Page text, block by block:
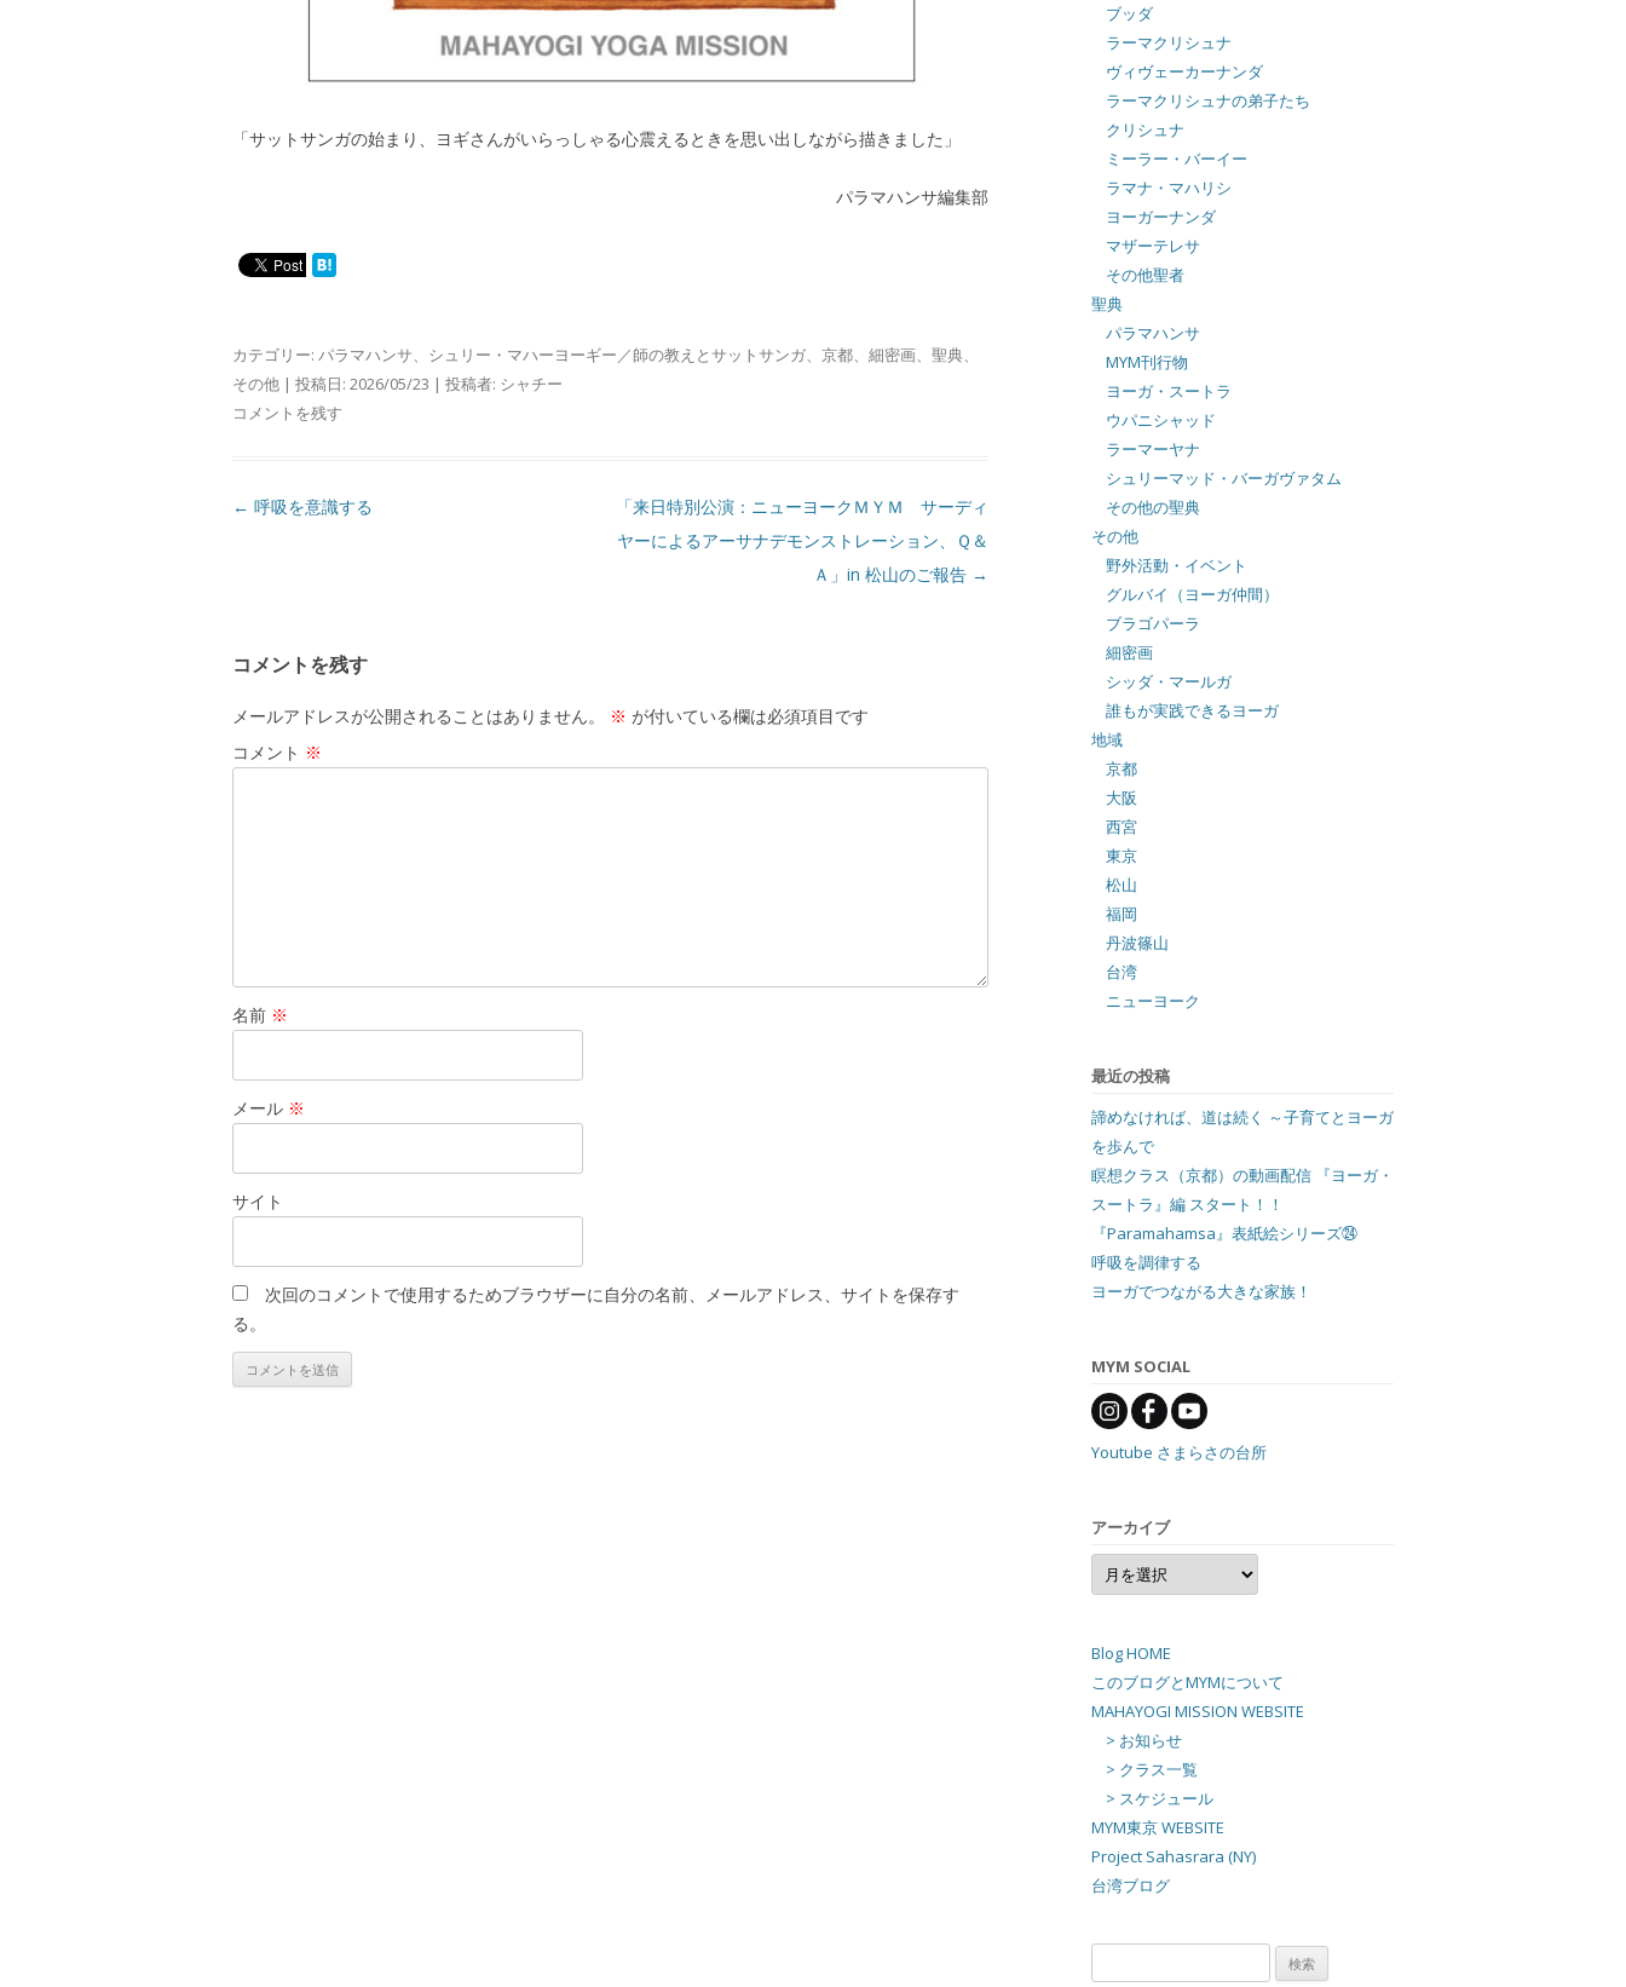
「サットサンガの始まり、ヨギさんがいらっしゃる心震えるときを思い出しながら描きました」
パラマハンサ編集部
カテゴリー: パラマハンサ、 シュリー・マハーヨーギー／師の教えとサットサンガ、 京都、 細密画、 聖典、
その他 | 投稿日: 2026/05/23 | 投稿者: シャチー
コメントを残す
投
ー
シ
ョ
← 呼吸を意識する
「来日特別公演：ニューヨークＭＹＭ サーディ
ヤーによるアーサナデモンストレーション、Ｑ＆
Ａ」in 松山のご報告 →
コメントを残す
メールアドレスが公開されることはありません。 ※ が付いている欄は必須項目です
コメント ※
名前 ※
メール ※
サイト
次回のコメントで使用するためブラウザーに自分の名前、メールアドレス、サイトを保存す
る。
ブッダ
ラーマクリシュナ
ヴィヴェーカーナンダ
ラーマクリシュナの弟子たち
クリシュナ
ミーラー・バーイー
ラマナ・マハリシ
ヨーガーナンダ
マザーテレサ
その他聖者
聖典
パラマハンサ
MYM刊行物
ヨーガ・スートラ
ウパニシャッド
ラーマーヤナ
シュリーマッド・バーガヴァタム
その他の聖典
その他
野外活動・イベント
グルバイ（ヨーガ仲間）
ブラゴパーラ
細密画
シッダ・マールガ
誰もが実践できるヨーガ
地域
京都
大阪
西宮
東京
松山
福岡
丹波篠山
台湾
ニューヨーク
最近の投稿
諦めなければ、道は続く ～子育てとヨーガ
を歩んで
瞑想クラス（京都）の動画配信 『ヨーガ・
スートラ』編 スタート！！
『Paramahamsa』表紙絵シリーズ㉔
呼吸を調律する
ヨーガでつながる大きな家族！
MYM SOCIAL
Youtube さまらさの台所
アーカイブ
ア
ー
カ
Blog HOME
このブログとMYMについて
MAHAYOGI MISSION WEBSITE
> お知らせ
> クラス一覧
> スケジュール
MYM東京 WEBSITE
Project Sahasrara (NY)
台湾ブログ